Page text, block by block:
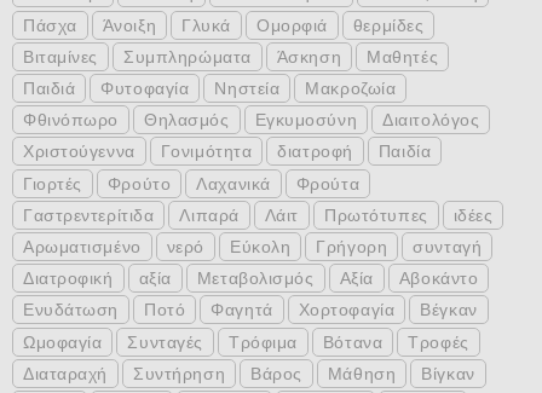
Πάσχα
Άνοιξη Γλυκά Ομορφιά
θερμίδες
Βιταμίνες
Συμπληρώματα Άσκηση
Μαθητές
Παιδιά
Φυτοφαγία Νηστεία
Μακροζωία
Φθινόπωρο
Θηλασμός Εγκυμοσύνη
Διαιτολόγος
Χριστούγεννα
Γονιμότητα διατροφή
Παιδία
Γιορτές
Φρούτο Λαχανικά
Φρούτα
Γαστρεντερίτιδα
Λιπαρά Λάιτ Πρωτότυπες
ιδέες
Αρωματισμένο
νερό Εύκολη Γρήγορη
συνταγή
Διατροφική
αξία Μεταβολισμός Αξία
Αβοκάντο
Ενυδάτωση
Ποτό Φαγητά Χορτοφαγία
Βέγκαν
Ωμοφαγία
Συνταγές Τρόφιμα Βότανα
Τροφές
Διαταραχή
Συντήρηση Βάρος Μάθηση
Βίγκαν